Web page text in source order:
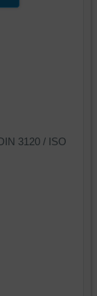
3120 / ISO